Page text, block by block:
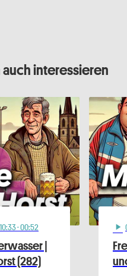
auch interessieren
· 00:52
|
(282)
play_arrow